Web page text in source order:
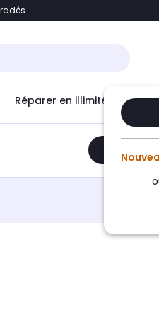
Accéder directement au
Réparer en illimité avec Le
Ajouter